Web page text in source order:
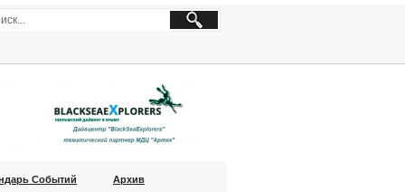
Событий Архив